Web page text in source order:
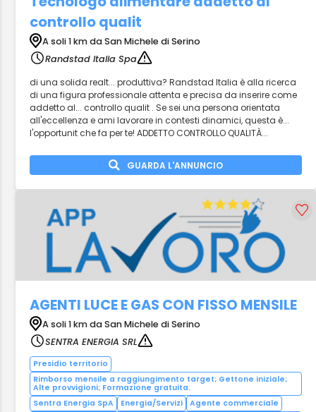
controllo qualit
A soli 1 km da San Michele di Serino
Randstad Italia Spa
di una solida realt... produttiva? Randstad Italia è alla ricerca
di una figura professionale attenta e precisa da inserire come
addetto al... controllo qualit . Se sei una persona orientata
all'eccellenza e ami lavorare in contesti dinamici, questa è...
l'opportunit che fa per te! ADDETTO CONTROLLO QUALITÀ...
GUARDA L'ANNUNCIO
AGENTI LUCE E GAS CON FISSO MENSILE
A soli 1 km da San Michele di Serino
SENTRA ENERGIA SRL
Presidio territorio
Rimborso mensile a raggiungimento target; Gettone iniziale;
Alte provvigioni; Formazione gratuita.
Sentra Energia SpA
Energia/Servizi
Agente commerciale